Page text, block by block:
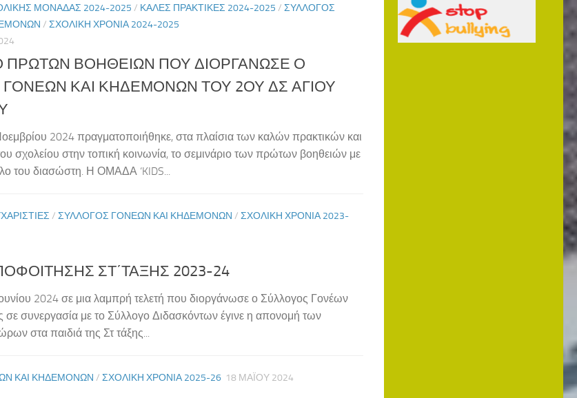
ΜΟΝΑΔΑΣ 2024-2025 / ΚΑΛΕΣ ΠΡΑΚΤΙΚΕΣ 2024-2025 / ΣΎΛΛΟΓΟΣ
/ ΣΧΟΛΙΚΉ ΧΡΟΝΙΆ 2024-2025
ΠΡΩΤΩΝ ΒΟΗΘΕΙΩΝ ΠΟΥ ΔΙΟΡΓΑΝΩΣΕ Ο
ΚΑΙ ΚΗΔΕΜΟΝΩΝ ΤΟΥ 2ΟΥ ΔΣ ΑΓΙΟΥ
2024 πραγματοποιήθηκε, στα πλαίσια των καλών πρακτικών και
σχολείου στην τοπική κοινωνία, το σεμινάριο των πρώτων βοηθειών με
του διασώστη. Η ΟΜΑΔΑ ‘KIDS...
/ ΣΎΛΛΟΓΟΣ ΓΟΝΈΩΝ ΚΑΙ ΚΗΔΕΜΌΝΩΝ / ΣΧΟΛΙΚΉ ΧΡΟΝΙΆ 2023-
ΣΤ΄ΤΑΞΗΣ 2023-24
2024 σε μια λαμπρή τελετή που διοργάνωσε ο Σύλλογος Γονέων
σε συνεργασία με το Σύλλογο Διδασκόντων έγινε η απονομή των
στα παιδιά της Στ τάξης...
ΚΑΙ ΚΗΔΕΜΌΝΩΝ / ΣΧΟΛΙΚΉ ΧΡΟΝΙΆ 2025-26 18 ΜΑΪ́ΟΥ 2024